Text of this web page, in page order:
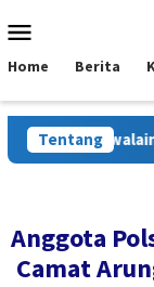
ke
Mobile
Home Berita
Tentang
Anggota
Camat